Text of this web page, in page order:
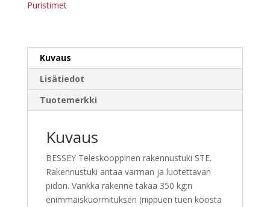
Puristimet
Kuvaus
Lisätiedot
Tuotemerkki
Kuvaus
BESSEY Teleskooppinen rakennustuki STE.
Rakennustuki antaa varman ja luotettavan
pidon. Vankka rakenne takaa 350 kg:n
enimmäiskuormituksen (riippuen tuen koosta